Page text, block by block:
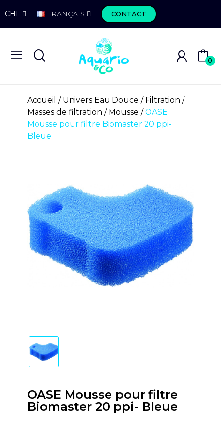
CHF FRANÇAIS CONTACT
0
Accueil Univers Eau Douce
Filtration
Masses de filtration
Mousse
OASE
Mousse pour filtre Biomaster 20 ppi-
Bleue
OASE Mousse pour filtre
Biomaster 20 ppi- Bleue